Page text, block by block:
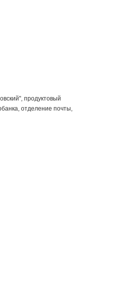
продуктовый
отделение почты,